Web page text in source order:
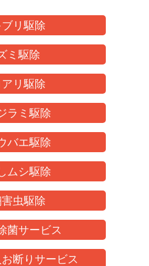
ブリ駆除
ミ駆除
アリ駆除
ラミ駆除
バエ駆除
ムシ駆除
虫駆除
菌サービス
断りサービス